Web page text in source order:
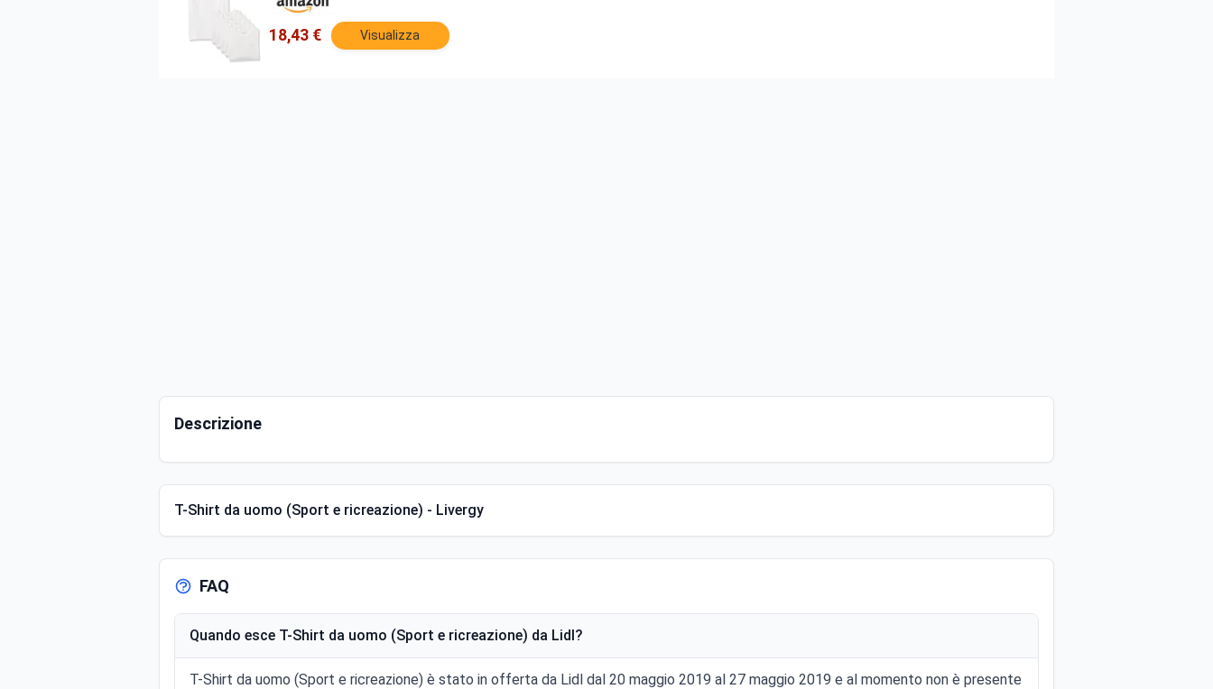
18,43 € Visualizza
Descrizione
T-Shirt da uomo (Sport e ricreazione) - Livergy
FAQ
Quando esce T-Shirt da uomo (Sport e ricreazione) da Lidl?
T-Shirt da uomo (Sport e ricreazione) è stato in offerta da Lidl dal 20 maggio 2019 al 27 maggio 2019 e al momento non è presente